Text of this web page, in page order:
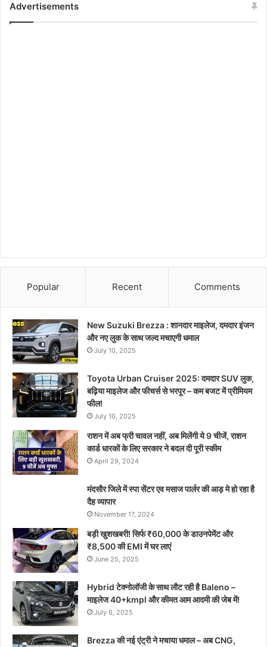
Advertisements
Popular Recent Comments
New Suzuki Brezza : शानदार माइलेज, दमदार इंजन
और नए लुक के साथ जल्द मचाएगी धमाल
July 10, 2025
Toyota Urban Cruiser 2025: दमदार SUV लुक,
बढ़िया माइलेज और फीचर्स से भरपूर – कम बजट में प्रीमियम
फील!
July 10, 2025
राशन में अब फ्री चावल नहीं, अब मिलेंगी ये 9 चीजें, राशन
कार्ड धारकों के लिए सरकार ने बदल दी पूरी स्कीम
April 29, 2024
मंदसौर जिले में स्पा सेंटर एव मसाज पार्लर की आड़ मे हो रहा है
दैह व्यापार
November 17, 2024
बड़ी खुशखबरी! सिर्फ ₹60,000 के डाउनपेमेंट और
₹8,500 की EMI में घर लाएं
June 25, 2025
Hybrid टेक्नोलॉजी के साथ लौट रही है Baleno –
माइलेज 40+kmpl और कीमत आम आदमी की जेब में!
July 6, 2025
Brezza की नई एंट्री ने मचाया धमाल – अब CNG,